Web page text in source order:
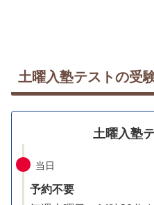
土曜入塾テストの受
土曜入塾
当日
予約不要